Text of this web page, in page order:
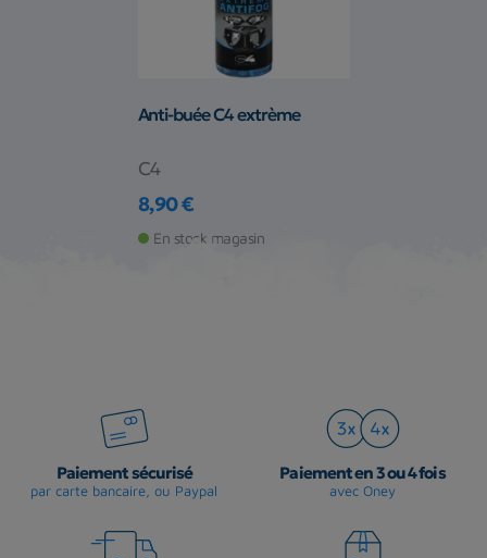
Anti-buée C4 extrème
C4
Prix
8,90 €
En stock magasin
Paiement sécurisé
par carte bancaire, ou Paypal
Paiement en 3 ou 4 fois
avec Oney